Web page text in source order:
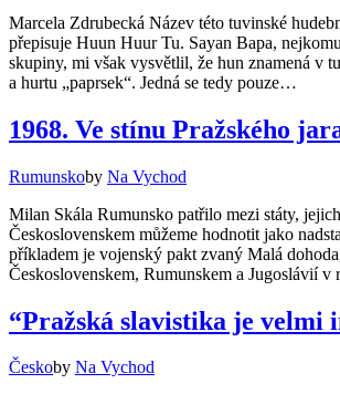
Marcela Zdrubecká Název této tuvinské
přepisuje Huun Huur Tu. Sayan Bapa,
skupiny, mi však vysvětlil, že hun znamená v
a hurtu „paprsek“. Jedná se tedy pouze…
1968. Ve stínu Pražského
Rumunskoby Na Vychod
Milan Skála Rumunsko patřilo mezi státy,
Československem můžeme hodnotit jako
příkladem je vojenský pakt zvaný Malá
Československem, Rumunskem a Jugoslávií
“Pražská slavistika je velmi
Českoby Na Vychod